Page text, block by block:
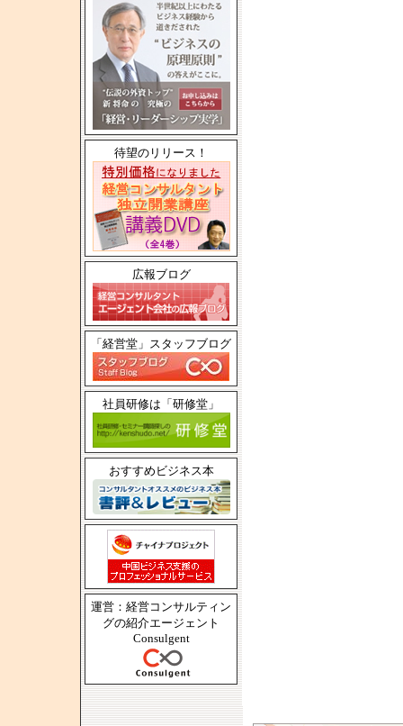
待望のリリース！
広報ブログ
「経営堂」スタッフブログ
社員研修は「研修堂」
おすすめビジネス本
運営：経営コンサルティン
グの紹介エージェント
Consulgent